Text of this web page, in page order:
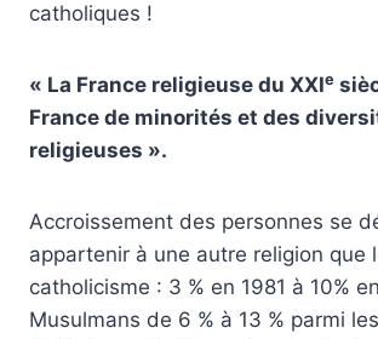
catholiques !
« La France religieuse du XXIe
France de minorités et des
religieuses ».
Accroissement des personnes se
appartenir à une autre religion que
catholicisme : 3 % en 1981 à 10%
Musulmans de 6 % à 13 % parmi